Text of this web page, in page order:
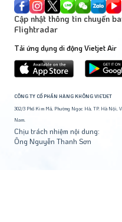
Cập nhật thông tin chuyến
Flightradar
Tải ứng dụng di động Vietjet Air
CÔNG TY CỔ PHẦN HÀNG KHÔNG VIETJET
302/3 Phố Kim Mã, Phường Ngọc Hà, TP. Hà Nội,
Nam.
Chịu trách nhiệm nội dung:
Ông Nguyễn Thanh Sơn